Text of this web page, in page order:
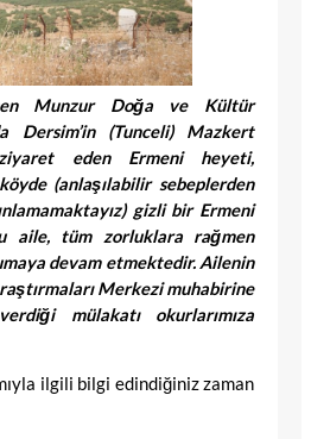
Munzur Doğa ve Kültür
Dersim’in (Tunceli) Mazkert
eden Ermeni heyeti,
(anlaşılabilir sebeplerden
gizli bir Ermeni
aile, tüm zorluklara rağmen
devam etmektedir. Ailenin
Merkezi muhabirine
mülakatı okurlarımıza
ilgili bilgi edindiğiniz zaman